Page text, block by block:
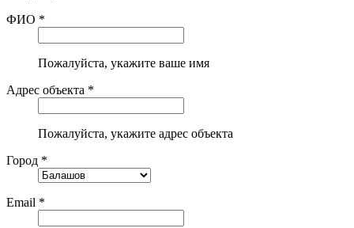
ФИО *
Пожалуйста, укажите ваше имя
Адрес объекта *
Пожалуйста, укажите адрес объекта
Город *
Email *